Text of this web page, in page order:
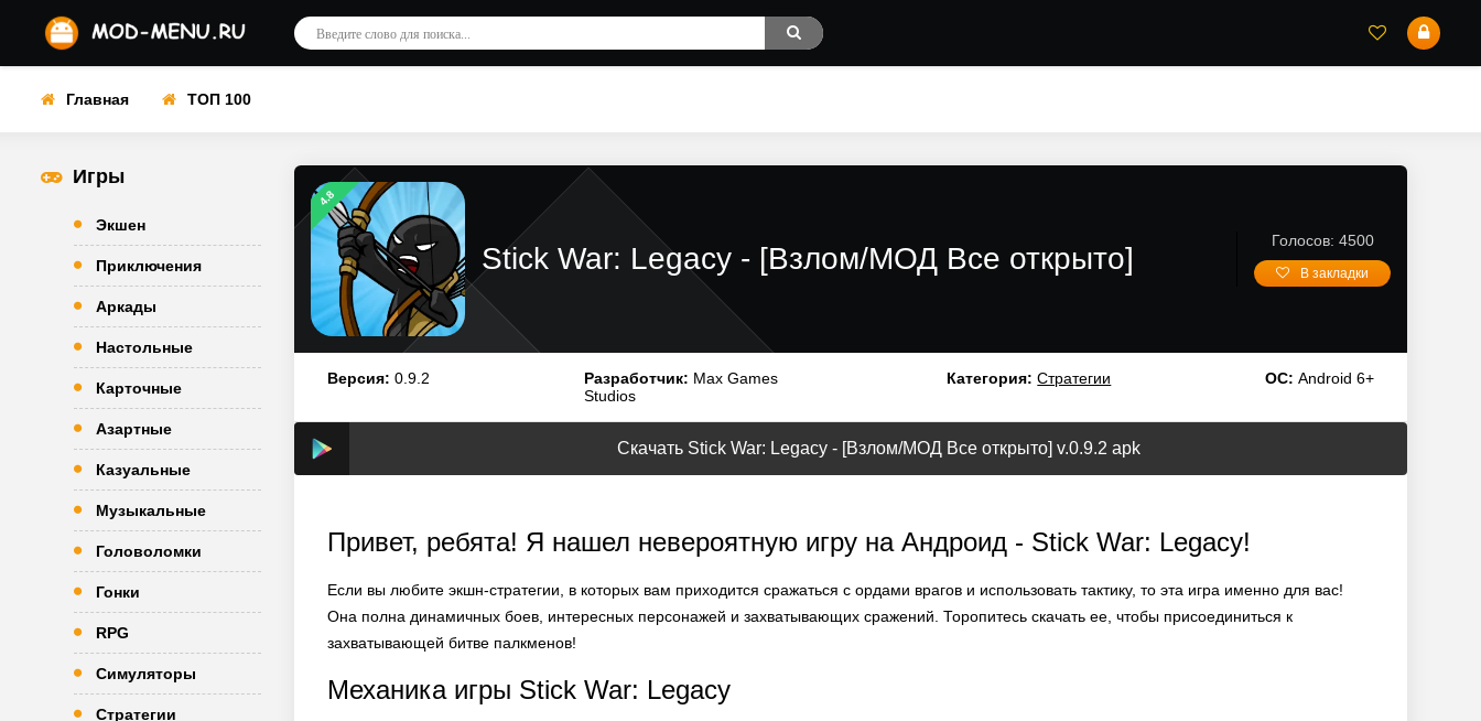
Главная ТОП 100
Игры
Экшен
Приключения
Аркады
Настольные
Карточные
Азартные
Казуальные
Музыкальные
Головоломки
Гонки
RPG
Симуляторы
Стратегии
4.8
Stick War: Legacy - [Взлом/МОД Все открыто]
Голосов: 4500
В закладки
Версия: 0.9.2 Разработчик: Max Games
Studios
Категория: Стратегии ОС: Android 6+
Скачать Stick War: Legacy - [Взлом/МОД Все открыто] v.0.9.2 apk
Привет, ребята! Я нашел невероятную игру на Андроид - Stick War: Legacy!
Если вы любите экшн-стратегии, в которых вам приходится сражаться с ордами врагов и использовать тактику, то эта игра именно для вас!
Она полна динамичных боев, интересных персонажей и захватывающих сражений. Торопитесь скачать ее, чтобы присоединиться к
захватывающей битве палкменов!
Механика игры Stick War: Legacy